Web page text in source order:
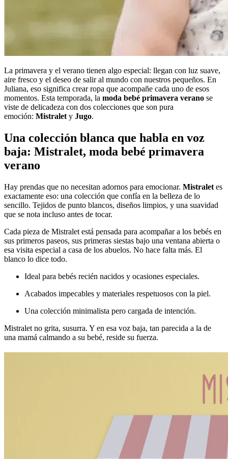
La primavera y el verano tienen algo especial: llegan con luz suave,
aire fresco y el deseo de salir al mundo con nuestros pequeños. En
Juliana, eso significa crear ropa que acompañe cada uno de esos
momentos. Esta temporada, la moda bebé primavera verano se
viste de delicadeza con dos colecciones que son pura
emoción: Mistralet y Jugo.
Una colección blanca que habla en voz
baja: Mistralet, moda bebé primavera
verano
Hay prendas que no necesitan adornos para emocionar. Mistralet es
exactamente eso: una colección que confía en la belleza de lo
sencillo. Tejidos de punto blancos, diseños limpios, y una suavidad
que se nota incluso antes de tocar.
Cada pieza de Mistralet está pensada para acompañar a los bebés en
sus primeros paseos, sus primeras siestas bajo una ventana abierta o
esa visita especial a casa de los abuelos. No hace falta más. El
blanco lo dice todo.
Ideal para bebés recién nacidos y ocasiones especiales.
Acabados impecables y materiales respetuosos con la piel.
Una colección minimalista pero cargada de intención.
Mistralet no grita, susurra. Y en esa voz baja, tan parecida a la de
una mamá calmando a su bebé, reside su fuerza.